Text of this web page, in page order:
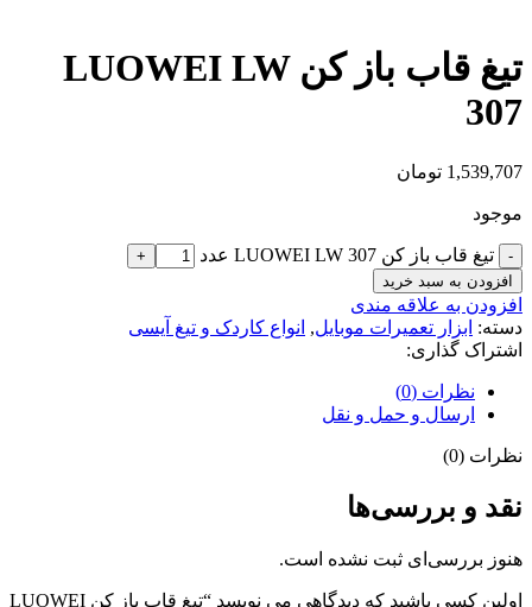
تیغ قاب باز کن LUOWEI LW
307
1,539,707 تومان
موجود
تیغ قاب باز کن LUOWEI LW 307 عدد
افزودن به سبد خرید
افزودن به علاقه مندی
دسته: ابزار تعمیرات موبایل, انواع کاردک و تیغ آیسی
اشتراک گذاری:
نظرات (0)
ارسال و حمل و نقل
نظرات (0)
نقد و بررسی‌ها
هنوز بررسی‌ای ثبت نشده است.
اولین کسی باشید که دیدگاهی می نویسد “تیغ قاب باز کن LUOWEI